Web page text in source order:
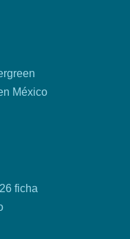
México
ficha